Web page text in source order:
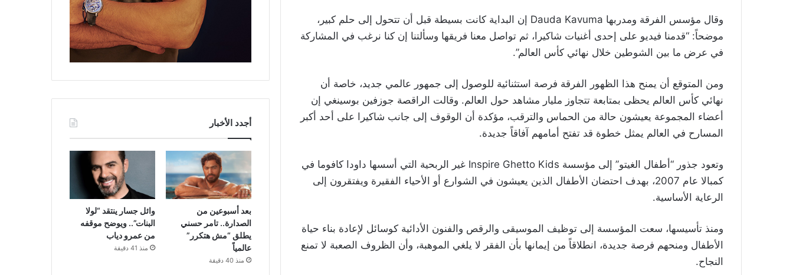
وقال مؤسس الفرقة ومدربها Dauda Kavuma إن البداية كانت بسيطة قبل أن تتحول إلى حلم كبير،
موضحاً: “قدمنا فيديو على إحدى أغنيات شاكيرا، ثم تواصل معنا فريقها وسألتنا إن كنا نرغب في المشاركة
في عرض ما بين الشوطين خلال نهائي كأس العالم”.
ومن المتوقع أن يمنح هذا الظهور الفرقة فرصة استثنائية للوصول إلى جمهور عالمي جديد، خاصة أن
نهائي كأس العالم يحظى بمتابعة تتجاوز مليار مشاهد حول العالم. وقالت الراقصة جوزفين بوسينغي إن
أعضاء المجموعة يعيشون حالة من الحماس والترقب، مؤكدة أن الوقوف إلى جانب شاكيرا على أحد أكبر
المسارح في العالم يمثل خطوة قد تفتح أمامهم آفاقاً جديدة.
وتعود جذور “أطفال الغيتو” إلى مؤسسة Inspire Ghetto Kids غير الربحية التي أسسها داودا كافوما في
كمبالا عام 2007، بهدف احتضان الأطفال الذين يعيشون في الشوارع أو الأحياء الفقيرة ويفتقرون إلى
الرعاية الأساسية.
ومنذ تأسيسها، سعت المؤسسة إلى توظيف الموسيقى والرقص والفنون الأدائية كوسائل لإعادة بناء حياة
الأطفال ومنحهم فرصة جديدة، انطلاقاً من إيمانها بأن الفقر لا يلغي الموهبة، وأن الظروف الصعبة لا تمنع
النجاح.
أجدد الأخبار
بعد أسبوعين من
الصدارة.. تامر حسني
يطلق “مش هتكرر”
عالمياً
منذ 40 دقيقة
وائل جسار ينتقد “لولا
البنات”.. ويوضح موقفه
من عمرو دياب
منذ 41 دقيقة